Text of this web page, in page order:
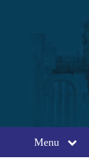
content
main
navigation
footer
Menu